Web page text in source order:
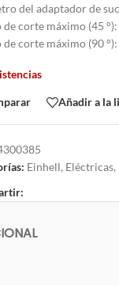
del adaptador de
de corte máximo (45
de corte máximo (90
Añadir a la
Einhell, Eléctricas,